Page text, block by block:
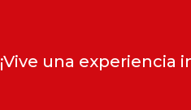
¡Vive una experiencia